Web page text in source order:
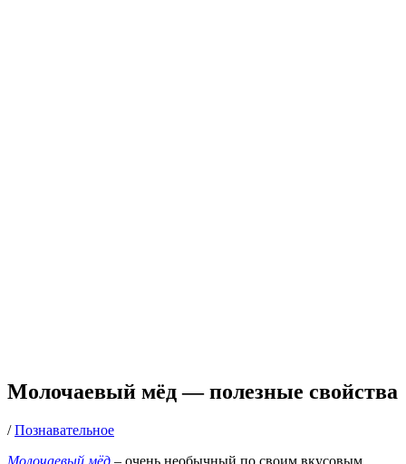
Молочаевый мёд — полезные свойства
/Познавательное
Молочаевый мёд – очень необычный по своим вкусовым